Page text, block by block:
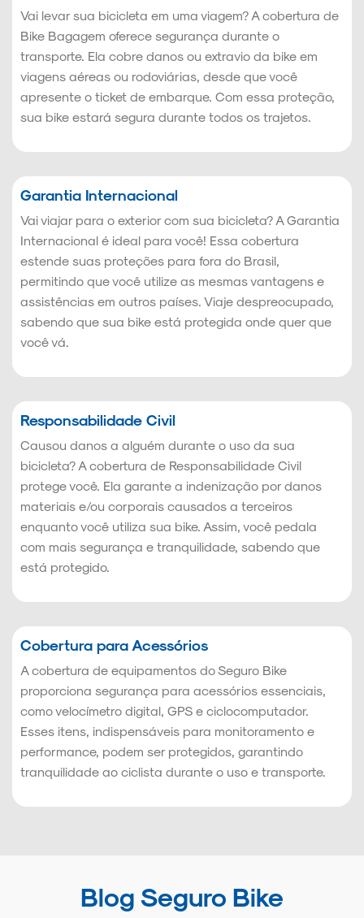
Vai levar sua bicicleta em uma viagem? A cobertura de
Bike Bagagem oferece segurança durante o
transporte. Ela cobre danos ou extravio da bike em
viagens aéreas ou rodoviárias, desde que você
apresente o ticket de embarque. Com essa proteção,
sua bike estará segura durante todos os trajetos.
Garantia Internacional
Vai viajar para o exterior com sua bicicleta? A Garantia
Internacional é ideal para você! Essa cobertura
estende suas proteções para fora do Brasil,
permitindo que você utilize as mesmas vantagens e
assistências em outros países. Viaje despreocupado,
sabendo que sua bike está protegida onde quer que
você vá.
Responsabilidade Civil
Causou danos a alguém durante o uso da sua
bicicleta? A cobertura de Responsabilidade Civil
protege você. Ela garante a indenização por danos
materiais e/ou corporais causados a terceiros
enquanto você utiliza sua bike. Assim, você pedala
com mais segurança e tranquilidade, sabendo que
está protegido.
Cobertura para Acessórios
A cobertura de equipamentos do Seguro Bike
proporciona segurança para acessórios essenciais,
como velocímetro digital, GPS e ciclocomputador.
Esses itens, indispensáveis para monitoramento e
performance, podem ser protegidos, garantindo
tranquilidade ao ciclista durante o uso e transporte.
Blog Seguro Bike